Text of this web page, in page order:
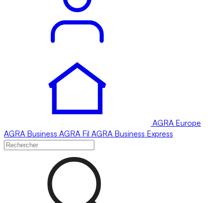
AGRA Europe
AGRA Business AGRA Fil AGRA Business Express